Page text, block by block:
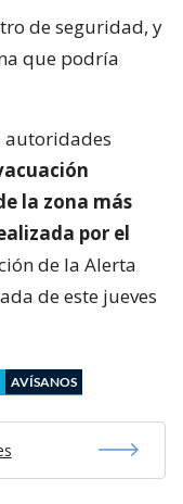
de seguridad, y
que podría
autoridades
la zona más
por el
de la Alerta
de este jueves
AVÍSANOS